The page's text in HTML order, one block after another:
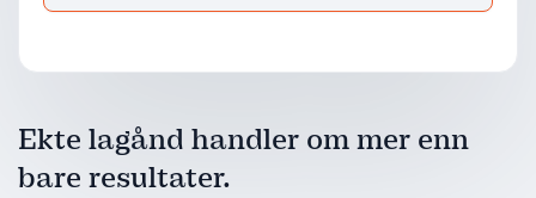
Ekte lagånd handler om mer enn
bare resultater.